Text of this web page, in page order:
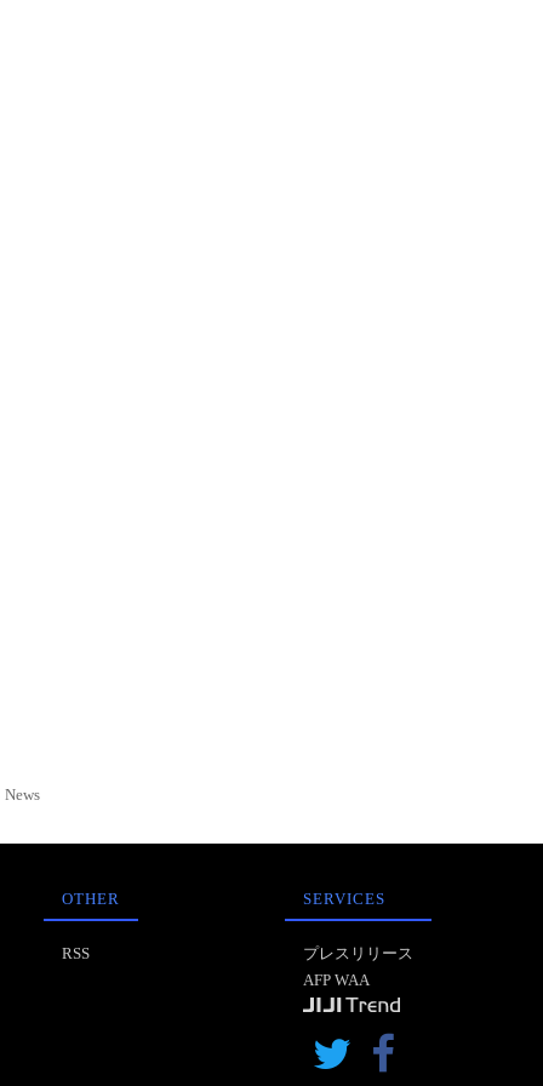
OTHER
RSS
SERVICES
プレスリリース
AFP WAA